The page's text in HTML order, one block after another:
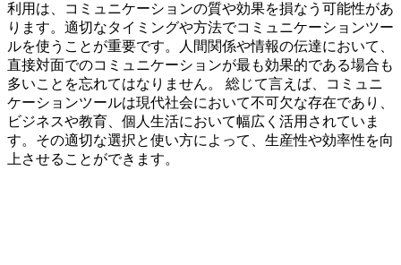
利用は、コミュニケーションの質や効果を損なう可能性があ
ります。適切なタイミングや方法でコミュニケーションツー
ルを使うことが重要です。人間関係や情報の伝達において、
直接対面でのコミュニケーションが最も効果的である場合も
多いことを忘れてはなりません。 総じて言えば、コミュニ
ケーションツールは現代社会において不可欠な存在であり、
ビジネスや教育、個人生活において幅広く活用されていま
す。その適切な選択と使い方によって、生産性や効率性を向
上させることができます。